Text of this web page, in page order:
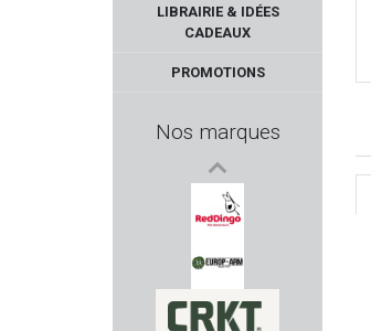
LIBRAIRIE & IDÉES
CADEAUX
PROMOTIONS
Nos marques
RTI Optics
RED DINGO
EUROP ARM